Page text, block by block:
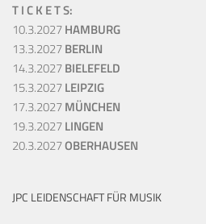
T I C K E T S:
10.3.2027HAMBURG
13.3.2027BERLIN
14.3.2027BIELEFELD
15.3.2027LEIPZIG
17.3.2027MÜNCHEN
19.3.2027LINGEN
20.3.2027OBERHAUSEN
JPC LEIDENSCHAFT FÜR MUSIK